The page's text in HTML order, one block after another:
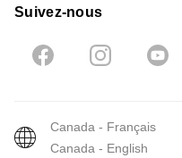
Suivez-nous
Canada - Français
Canada - English